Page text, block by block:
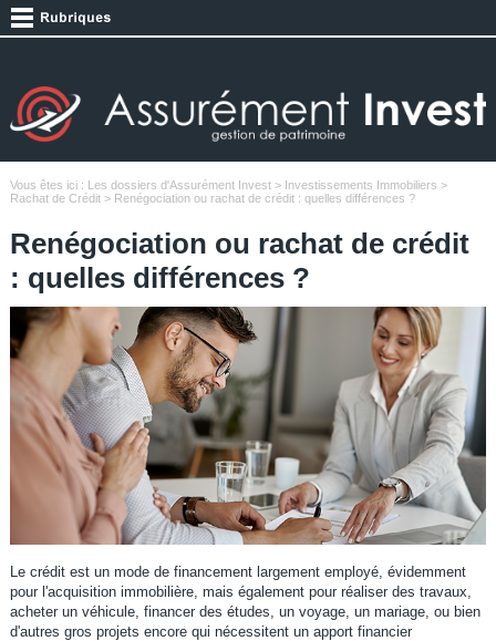
Vous êtes ici : Les dossiers d'Assurément Invest> Investissements Immobiliers >
Rachat de Crédit> Renégociation ou rachat de crédit : quelles différences ?
Renégociation ou rachat de crédit
: quelles différences ?
Le crédit est un mode de financement largement employé, évidemment
pour l'acquisition immobilière, mais également pour réaliser des travaux,
acheter un véhicule, financer des études, un voyage, un mariage, ou bien
d'autres gros projets encore qui nécessitent un apport financier